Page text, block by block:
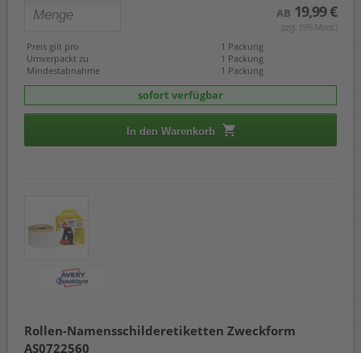
AB 19,99 €
(zzgl. 19% Mwst.)
Preis gilt pro
1 Packung
Umverpackt zu
1 Packung
Mindestabnahme
1 Packung
sofort verfügbar
In den Warenkorb
Rollen-Namensschilderetiketten Zweckform
AS0722560